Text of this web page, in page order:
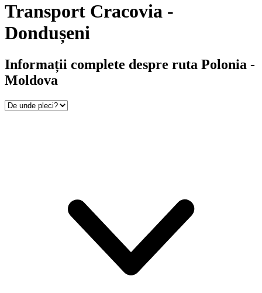
Transport Cracovia -
Dondușeni
Informații complete despre ruta Polonia -
Moldova